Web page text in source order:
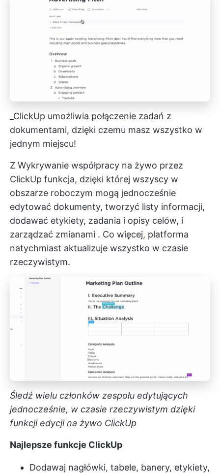
_ClickUp umożliwia połączenie zadań z
dokumentami, dzięki czemu masz wszystko w
jednym miejscu!
Z Wykrywanie współpracy na żywo przez
ClickUp funkcja, dzięki której wszyscy w
obszarze roboczym mogą jednocześnie
edytować dokumenty, tworzyć listy informacji,
dodawać etykiety, zadania i opisy celów, i
zarządzać zmianami . Co więcej, platforma
natychmiast aktualizuje wszystko w czasie
rzeczywistym.
Śledź wielu członków zespołu edytujących
jednocześnie, w czasie rzeczywistym dzięki
funkcji edycji na żywo ClickUp
Najlepsze funkcje ClickUp
Dodawaj nagłówki, tabele, banery, etykiety,